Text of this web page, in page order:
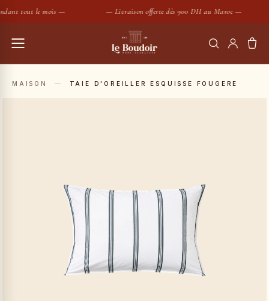
tout le mois — — Livraison offerte dès 900 DH au Maroc —
RECHERCHER
MAISON — TAIE D'OREILLER ESQUISSE FOUGERE